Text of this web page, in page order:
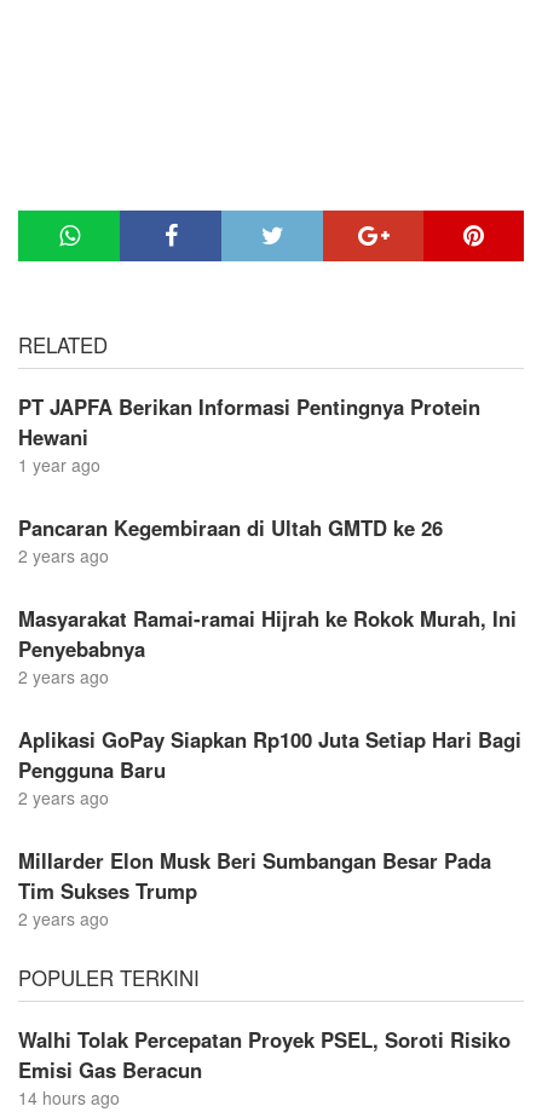
RELATED
PT JAPFA Berikan Informasi Pentingnya Protein
Hewani
1 year ago
Pancaran Kegembiraan di Ultah GMTD ke 26
2 years ago
Masyarakat Ramai-ramai Hijrah ke Rokok Murah, Ini
Penyebabnya
2 years ago
Aplikasi GoPay Siapkan Rp100 Juta Setiap Hari Bagi
Pengguna Baru
2 years ago
MilIarder Elon Musk Beri Sumbangan Besar Pada
Tim Sukses Trump
2 years ago
POPULER TERKINI
Walhi Tolak Percepatan Proyek PSEL, Soroti Risiko
Emisi Gas Beracun
14 hours ago